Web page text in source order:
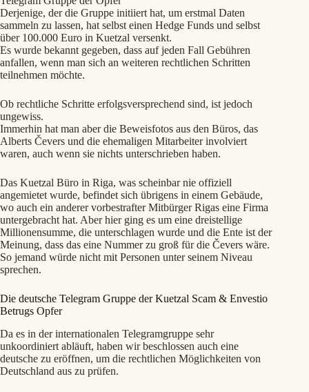
Derjenige, der die Gruppe initiiert hat, um erstmal Daten
sammeln zu lassen, hat selbst einen Hedge Funds und selbst
über 100.000 Euro in Kuetzal versenkt.
Es wurde bekannt gegeben, dass auf jeden Fall Gebühren
anfallen, wenn man sich an weiteren rechtlichen Schritten
teilnehmen möchte.
Ob rechtliche Schritte erfolgsversprechend sind, ist jedoch
ungewiss.
Immerhin hat man aber die Beweisfotos aus den Büros, das
Alberts Čevers und die ehemaligen Mitarbeiter involviert
waren, auch wenn sie nichts unterschrieben haben.
Das Kuetzal Büro in Riga, was scheinbar nie offiziell
angemietet wurde, befindet sich übrigens in einem Gebäude,
wo auch ein anderer vorbestrafter Mitbürger Rigas eine Firma
untergebracht hat. Aber hier ging es um eine dreistellige
Millionensumme, die unterschlagen wurde und die Ente ist der
Meinung, dass das eine Nummer zu groß für die Čevers wäre.
So jemand würde nicht mit Personen unter seinem Niveau
sprechen.
Die deutsche Telegram Gruppe der Kuetzal Scam & Envestio
Betrugs Opfer
Da es in der internationalen Telegramgruppe sehr
unkoordiniert abläuft, haben wir beschlossen auch eine
deutsche zu eröffnen, um die rechtlichen Möglichkeiten von
Deutschland aus zu prüfen.